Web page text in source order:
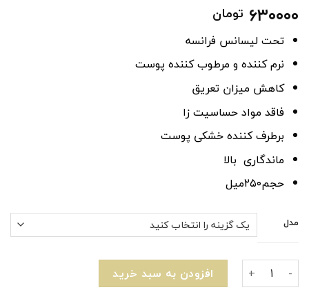
4.00
از 5
مشتری
۶۳۰۰۰۰ تومان
تحت لیسانس فرانسه
نرم کننده و مرطوب کننده پوست
کاهش میزان تعریق
فاقد مواد حساسیت زا
برطرف کننده خشکی پوست
ماندگاری بالا
حجم۲۵۰میل
مدل
بادی اسپلش زنانه مارک وودلایکWoodLike عددافزودن به سبد خرید